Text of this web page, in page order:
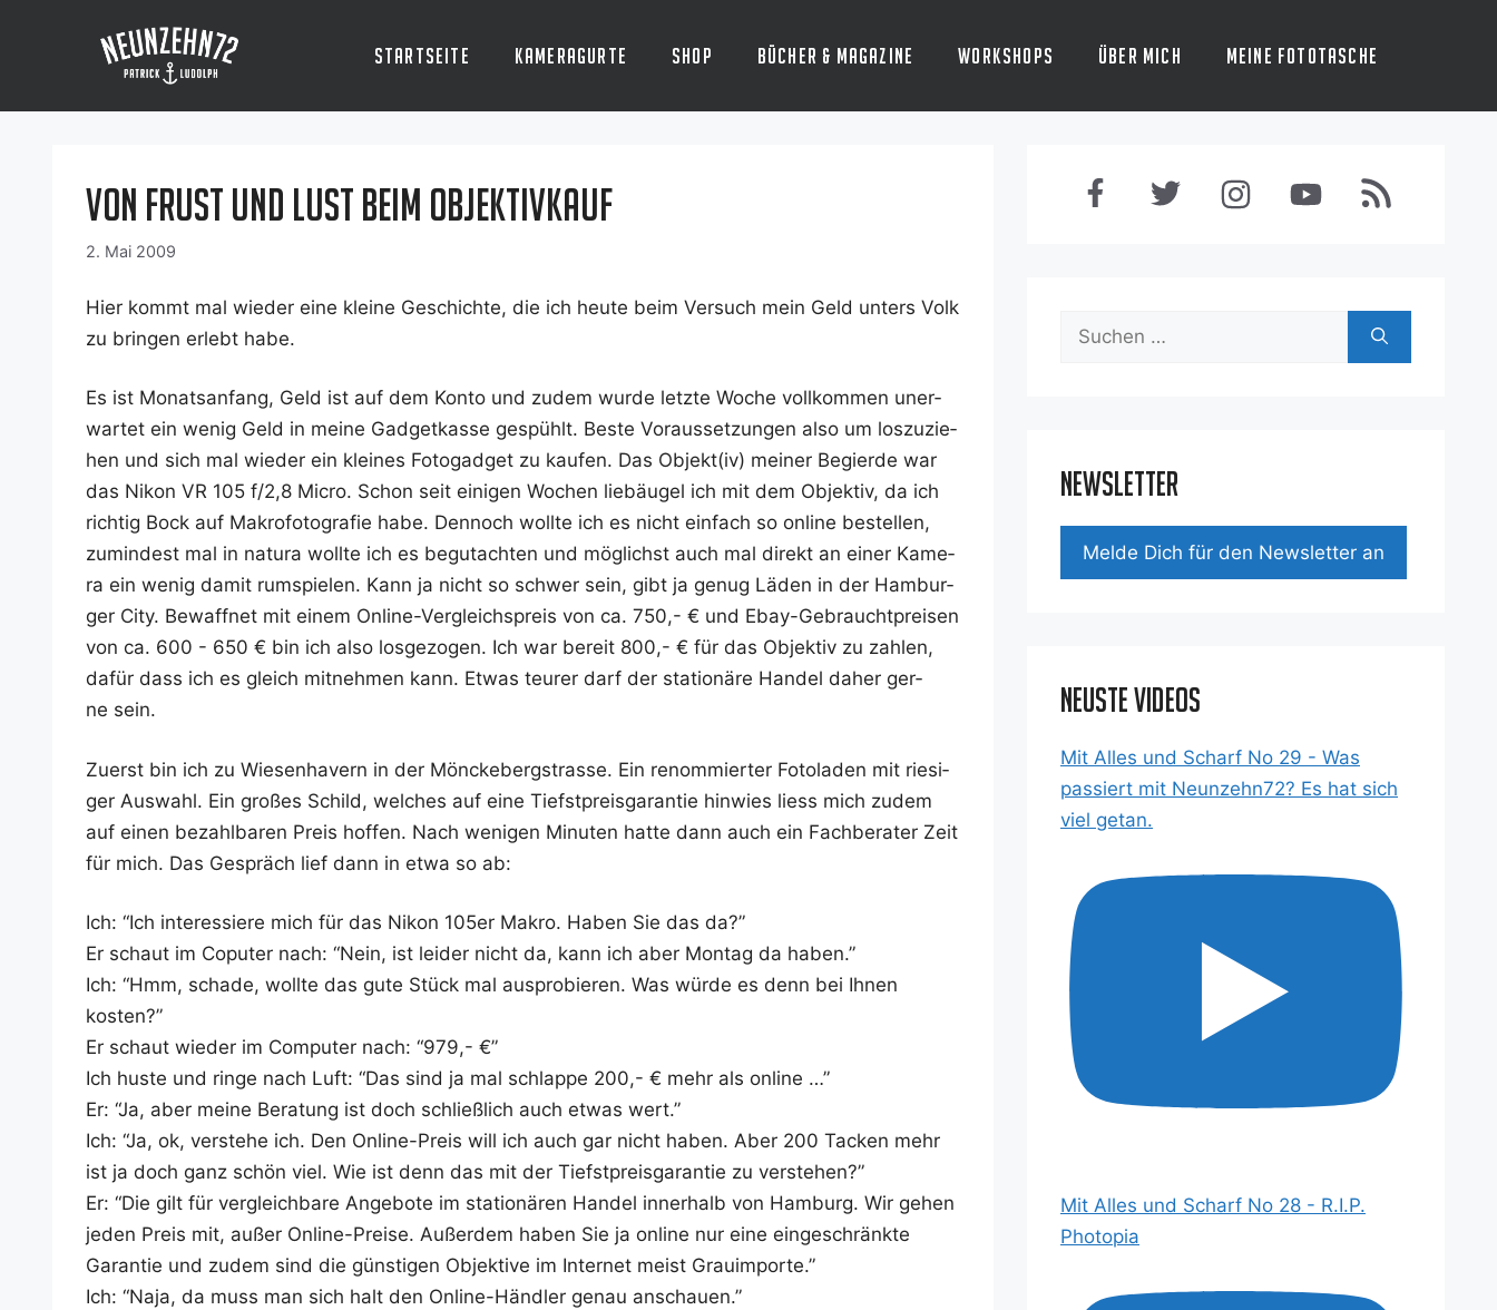
Startseite Kameragurte Shop Bücher & Magazine Workshops Über mich Meine Fototasche
Von Frust und Lust beim Objektivkauf
2. Mai 2009
Hier kommt mal wie­der eine klei­ne Geschich­te, die ich heu­te beim Ver­such mein Geld unters Volk
zu brin­gen erlebt habe.
Es ist Monats­an­fang, Geld ist auf dem Kon­to und zudem wur­de letz­te Woche voll­kom­men uner­
war­tet ein wenig Geld in mei­ne Gad­get­kas­se gespühlt. Bes­te Vor­aus­set­zun­gen also um los­zu­zie­
hen und sich mal wie­der ein klei­nes Foto­gad­get zu kau­fen. Das Objekt(iv) mei­ner Begier­de war
das Nikon VR 105 f/2,8 Micro. Schon seit eini­gen Wochen lieb­äu­gel ich mit dem Objek­tiv, da ich
rich­tig Bock auf Makro­fo­to­gra­fie habe. Den­noch woll­te ich es nicht ein­fach so online bestel­len,
zumin­dest mal in natu­ra woll­te ich es begut­ach­ten und mög­lichst auch mal direkt an einer Kame­
ra ein wenig damit rum­spie­len. Kann ja nicht so schwer sein, gibt ja genug Läden in der Ham­bur­
ger City. Bewaff­net mit einem Online-Ver­gleichs­preis von ca. 750,- € und Ebay-Gebraucht­prei­sen
von ca. 600 - 650 € bin ich also los­ge­zo­gen. Ich war bereit 800,- € für das Objek­tiv zu zah­len,
dafür dass ich es gleich mit­neh­men kann. Etwas teu­rer darf der sta­tio­nä­re Han­del daher ger­
ne sein.
Zuerst bin ich zu Wie­sen­ha­vern in der Mön­cke­berg­stras­se. Ein renom­mier­ter Foto­la­den mit rie­si­
ger Aus­wahl. Ein gro­ßes Schild, wel­ches auf eine Tiefst­preis­ga­ran­tie hin­wies liess mich zudem
auf einen bezahl­ba­ren Preis hof­fen. Nach weni­gen Minu­ten hat­te dann auch ein Fach­be­ra­ter Zeit
für mich. Das Gespräch lief dann in etwa so ab:
Ich: “Ich inter­es­sie­re mich für das Nikon 105er Makro. Haben Sie das da?”
Er schaut im Copu­ter nach: “Nein, ist lei­der nicht da, kann ich aber Mon­tag da haben.”
Ich: “Hmm, scha­de, woll­te das gute Stück mal aus­pro­bie­ren. Was wür­de es denn bei Ihnen
kosten?”
Er schaut wie­der im Com­pu­ter nach: “979,- €”
Ich hus­te und rin­ge nach Luft: “Das sind ja mal schlap­pe 200,- € mehr als online …”
Er: “Ja, aber mei­ne Bera­tung ist doch schließ­lich auch etwas wert.”
Ich: “Ja, ok, ver­ste­he ich. Den Online-Preis will ich auch gar nicht haben. Aber 200 Tacken mehr
ist ja doch ganz schön viel. Wie ist denn das mit der Tiefst­preis­ga­ran­tie zu verstehen?”
Er: “Die gilt für ver­gleich­ba­re Ange­bo­te im sta­tio­nä­ren Han­del inner­halb von Ham­burg. Wir gehen
jeden Preis mit, außer Online-Prei­se. Außer­dem haben Sie ja online nur eine ein­ge­schränk­te
Garan­tie und zudem sind die güns­ti­gen Objek­ti­ve im Inter­net meist Grauimporte.”
Ich: “Naja, da muss man sich halt den Online-Händ­ler genau anschauen.”
Suchen
Newsletter
Mel­de Dich für den News­let­ter an
Neuste Videos
Mit Alles und Scharf No 29 - Was
passiert mit Neunzehn72? Es hat sich
viel getan.
Mit Alles und Scharf No 28 - R.I.P.
Photopia